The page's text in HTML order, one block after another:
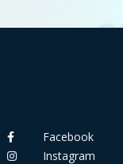
Facebook
Instagram